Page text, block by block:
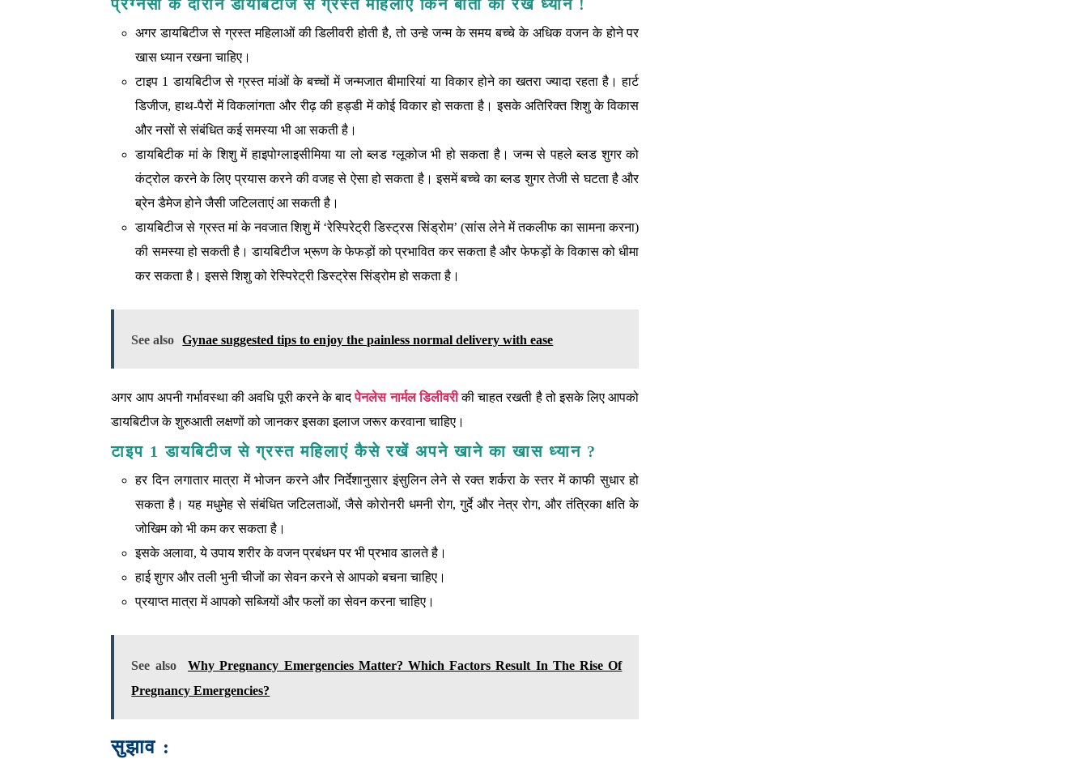
प्रेग्नेंसी के दौरान डायबिटीज से ग्रस्त महिलाएं किन बातों का रखें ध्यान !
अगर ​डायबिटीज से ग्रस्त महिलाओं की डिलीवरी होती है, तो उन्हे जन्‍म के समय बच्चे के अधिक वजन के होने पर
खास ध्यान रखना चाहिए।
टाइप 1 डायबिटीज से ग्रस्‍त मांओं के बच्‍चों में जन्‍मजात बीमारियां या विकार होने का खतरा ज्‍यादा रहता है। हार्ट
डिजीज, हाथ-पैरों में विकलांगता और रीढ़ की हड्डी में कोई विकार हो सकता है। इसके अतिरिक्‍त शिशु के विकास
और नसों से संबंधित कई समस्‍या भी आ सकती है।
डायबिटीक मां के शिशु में हाइपोग्लाइसीमिया या लो ब्‍लड ग्‍लूकोज भी हो सकता है। जन्‍म से पहले ब्‍लड शुगर को
कंट्रोल करने के लिए प्रयास करने की वजह से ऐसा हो सकता है। इसमें बच्‍चे का ब्‍लड शुगर तेजी से घटता है और
ब्रेन डैमेज होने जैसी जटिलताएं आ सकती है।
डायबिटीज से ग्रस्‍त मां के नवजात शिशु में ‘रेस्पिरेट्री डिस्‍ट्रस सिंड्रोम’ (सांस लेने में तकलीफ का सामना करना)
की समस्या हो सकती है। डायबिटीज भ्रूण के फेफड़ों को प्रभावित कर सकता है और फेफड़ों के विकास को धीमा
कर सकता है। इससे शिशु को रेस्पिरेट्री डिस्‍ट्रेस सिंड्रोम हो सकता है।
See also Gynae suggested tips to enjoy the painless normal delivery with ease
अगर आप अपनी गर्भावस्था की अवधि पूरी करने के बादपेनलेस नार्मल डिलीवरीकी चाहत रखती है तो इसके लिए आपको
डायबिटीज के शुरुआती लक्षणों को जानकर इसका इलाज जरूर करवाना चाहिए।
टाइप 1 डायबिटीज से ग्रस्त महिलाएं कैसे रखें अपने खाने का खास ध्यान ?
हर दिन लगातार मात्रा में भोजन करने और निर्देशानुसार इंसुलिन लेने से रक्त शर्करा के स्तर में काफी सुधार हो
सकता है। यह मधुमेह से संबंधित जटिलताओं, जैसे कोरोनरी धमनी रोग, गुर्दे और नेत्र रोग, और तंत्रिका क्षति के
जोखिम को भी कम कर सकता है।
इसके अलावा, ये उपाय शरीर के वजन प्रबंधन पर भी प्रभाव डालते है।
हाई शुगर और तली भुनी चीजों का सेवन करने से आपको बचना चाहिए।
प्रयाप्त मात्रा में आपको सब्जियों और फलों का सेवन करना चाहिए।
See also
Why Pregnancy Emergencies Matter? Which Factors Result In The Rise Of
Pregnancy Emergencies?
सुझाव :